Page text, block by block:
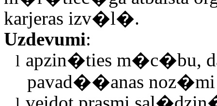
karjeras izv�l�.
Uzdevumi:
l apzin�ties m�c�bu,
pavad��anas